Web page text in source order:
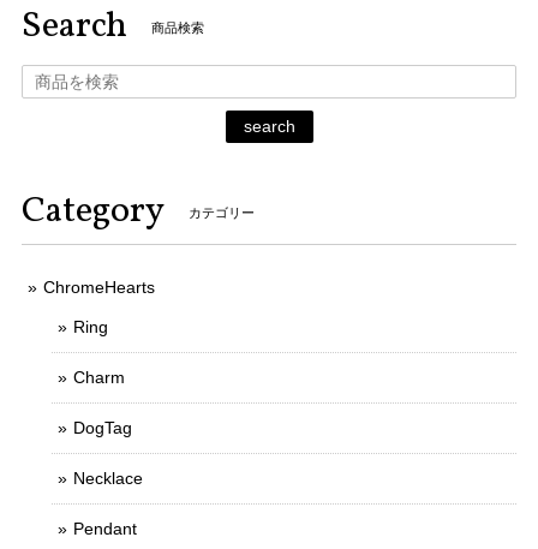
Search 商品検索
search
Category カテゴリー
ChromeHearts
Ring
Charm
DogTag
Necklace
Pendant